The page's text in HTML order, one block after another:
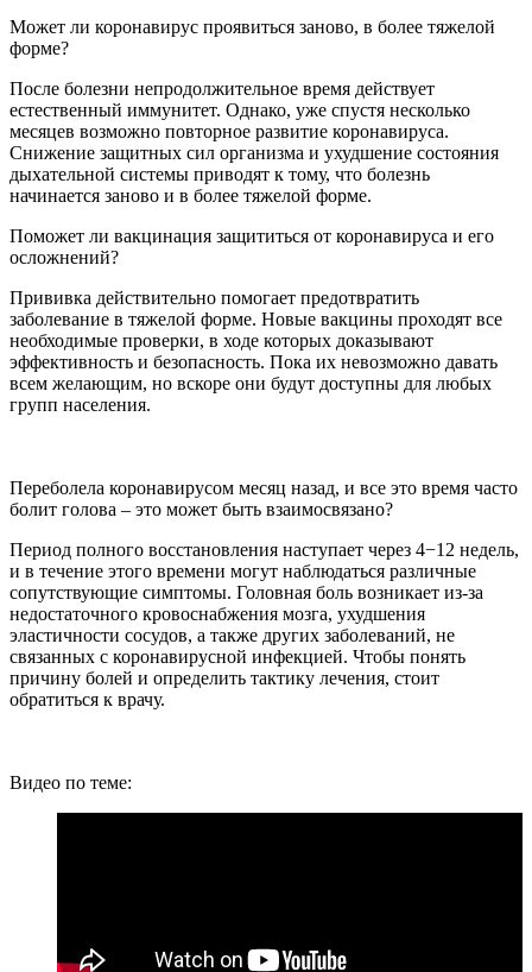
Может ли коронавирус проявиться заново, в более тяжелой
форме?
После болезни непродолжительное время действует
естественный иммунитет. Однако, уже спустя несколько
месяцев возможно повторное развитие коронавируса.
Снижение защитных сил организма и ухудшение состояния
дыхательной системы приводят к тому, что болезнь
начинается заново и в более тяжелой форме.
Поможет ли вакцинация защититься от коронавируса и его
осложнений?
Прививка действительно помогает предотвратить
заболевание в тяжелой форме. Новые вакцины проходят все
необходимые проверки, в ходе которых доказывают
эффективность и безопасность. Пока их невозможно давать
всем желающим, но вскоре они будут доступны для любых
групп населения.
Переболела коронавирусом месяц назад, и все это время часто
болит голова – это может быть взаимосвязано?
Период полного восстановления наступает через 4−12 недель,
и в течение этого времени могут наблюдаться различные
сопутствующие симптомы. Головная боль возникает из-за
недостаточного кровоснабжения мозга, ухудшения
эластичности сосудов, а также других заболеваний, не
связанных с коронавирусной инфекцией. Чтобы понять
причину болей и определить тактику лечения, стоит
обратиться к врачу.
Видео по теме: